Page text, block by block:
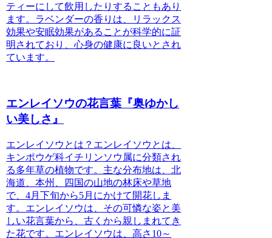
ティーにして飲用したりすることもあり
ます。ラベンダーの香りは、リラックス
効果や安眠効果があることが科学的に証
明されており、心身の健康に良いとされ
ています。
エンレイソウの花言葉『奥ゆかし
い美しさ』
エンレイソウとは？エンレイソウとは、
キンポウゲ科イチリンソウ属に分類され
る多年草の植物です。 主な分布地は、北
海道、本州、四国の山地の林床や草地
で、4月下旬から5月にかけて開花しま
す。 エンレイソウは、その可憐な姿と美
しい花言葉から、古くから親しまれてき
た花です。エンレイソウは、高さ10～